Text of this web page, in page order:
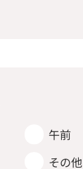
午前
その他